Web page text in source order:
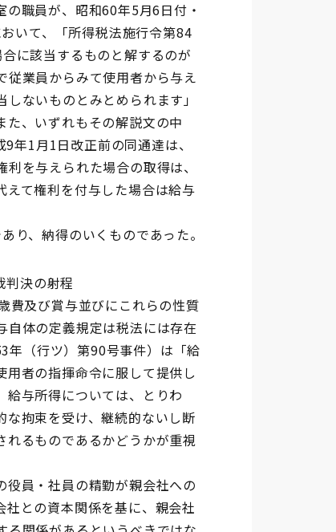
職員が、昭和60年5月6日付・
いて、「所得税法施行令第84
に該当するものと解するのが
業員からみて使用者から与え
ないものとみとめられます」
た、いずれもその解説文の中
1月1日改正前の同通達は、
を与えられた場合の取得は、
て権利を付与した場合は給与
り、納得のいくものであった。
決の射程
費及び賞与並びにこれらの性質
自体の定義規定は税法には存在
年（行ツ）第90号事件）は「給
者の指揮命令に服して提供し
給与所得については、とりわ
拘束を受け、継続的ないし断
るものであるかどうかが重視
員・社員の精勤が親会社への
との資本関係を基に、親会社